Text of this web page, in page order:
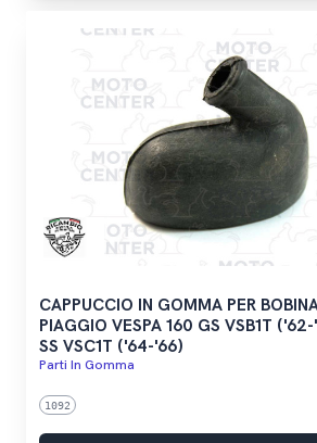
CAPPUCCIO IN GOMMA PER
PIAGGIO VESPA 160 GS VSB1T
SS VSC1T ('64-'66)
Parti In Gomma
1092